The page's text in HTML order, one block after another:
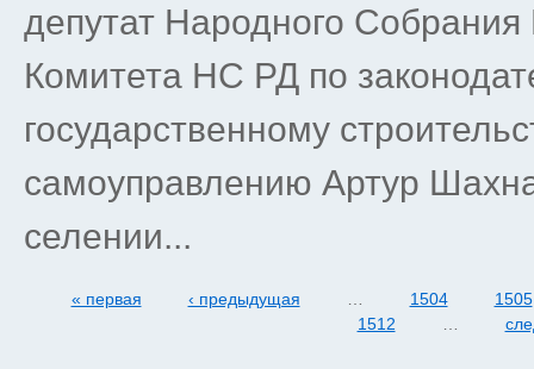
депутат Народного
Комитета НС РД по
государственному
самоуправлению Артур
селении...
« первая ‹ предыдущая 1504
1505
1512